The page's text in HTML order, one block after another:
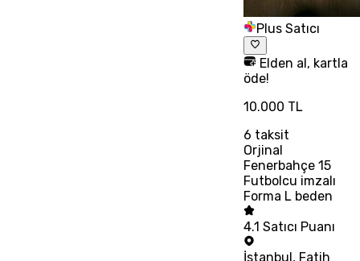
Plus Satıcı
Elden al, kartla
öde!
10.000 TL
6 taksit
Orjinal
Fenerbahçe 15
Futbolcu imzalı
Forma L beden
4.1 Satıcı Puanı
İstanbul, Fatih